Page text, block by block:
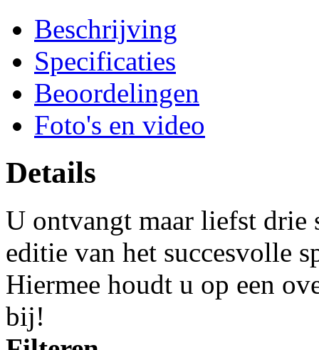
Beschrijving
Specificaties
Beoordelingen
Foto's en video
Details
U ontvangt maar liefst drie
editie van het succesvolle
Hiermee houdt u op een
bij!